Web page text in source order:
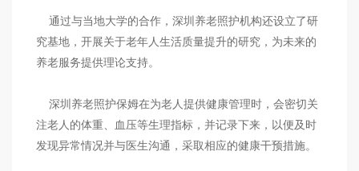
通过与当地大学的合作，深圳养老照护机构还设立了研
究基地，开展关于老年人生活质量提升的研究，为未来的
养老服务提供理论支持。
深圳养老照护保姆在为老人提供健康管理时，会密切关
注老人的体重、血压等生理指标，并记录下来，以便及时
发现异常情况并与医生沟通，采取相应的健康干预措施。